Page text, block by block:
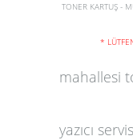
TONER KARTUŞ -
*
mahallesi
yazıcı